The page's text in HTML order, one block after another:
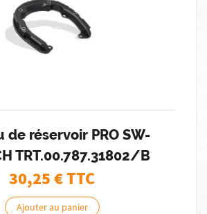
de réservoir PRO SW-
TRT.00.787.31802/B
30,25€ TTC
Ajouter au panier